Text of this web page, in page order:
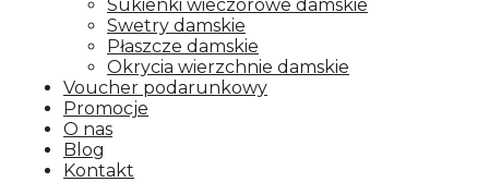
Sukienki wieczorowe damskie
Swetry damskie
Płaszcze damskie
Okrycia wierzchnie damskie
Voucher podarunkowy
Promocje
O nas
Blog
Kontakt